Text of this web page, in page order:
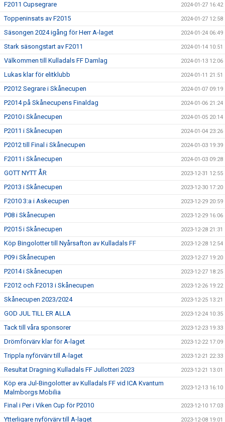
F2011 Cupsegrare 2024-01-27 16:42
Toppeninsats av F2015 2024-01-27 12:58
Säsongen 2024 igång för Herr A-laget 2024-01-24 06:49
Stark säsongstart av F2011 2024-01-14 10:51
Välkommen till Kulladals FF Damlag 2024-01-13 12:06
Lukas klar för elitklubb 2024-01-11 21:51
P2012 Segrare i Skånecupen 2024-01-07 09:19
P2014 på Skånecupens Finaldag 2024-01-06 21:24
P2010 i Skånecupen 2024-01-05 20:14
P2011 i Skånecupen 2024-01-04 23:26
P2012 till Final i Skånecupen 2024-01-03 19:39
F2011 i Skånecupen 2024-01-03 09:28
GOTT NYTT ÅR 2023-12-31 12:55
P2013 i Skånecupen 2023-12-30 17:20
F2010 3:a i Askecupen 2023-12-29 20:59
P08 i Skånecupen 2023-12-29 16:06
P2015 i Skånecupen 2023-12-28 21:31
Köp Bingolotter till Nyårsafton av Kulladals FF 2023-12-28 12:54
P09 i Skånecupen 2023-12-27 19:20
P2014 i Skånecupen 2023-12-27 18:25
F2012 och F2013 i Skånecupen 2023-12-26 19:22
Skånecupen 2023/2024 2023-12-25 13:21
GOD JUL TILL ER ALLA 2023-12-24 10:35
Tack till våra sponsorer 2023-12-23 19:33
Drömförvärv klar för A-laget 2023-12-22 17:09
Trippla nyförvärv till A-laget 2023-12-21 22:33
Resultat Dragning Kulladals FF Jullotteri 2023 2023-12-21 13:01
Köp era Jul-Bingolotter av Kulladals FF vid ICA Kvantum
Malmborgs Mobilia
2023-12-13 16:10
Final i Per i Viken Cup för P2010 2023-12-10 17:03
Ytterligare nyförvärv till A-laget 2023-12-08 19:01